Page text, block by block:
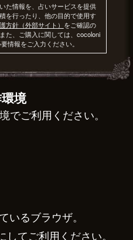
た情報を、占いサービスを提供
を行ったり、他の目的で使用す
方針（外部サイト） をご確認の
た、ご購入に関しては、cocoloni
情報をご入力ください。
境
でご利用ください。
いるブラウザ。
てご利用ください。